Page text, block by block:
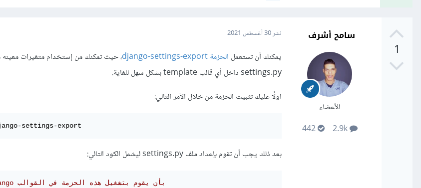
1
سامح أشرف
الأعضاء
2.9k
442
نشر30 أغسطس 2021
يمكنك أن تستعمل الحزمة django-settings-export
، حيث تمكنك من إستخدام متغيرات
settings.py داخل أي قالب template بشكل سهل للغاية.
اولًا عليك تثبيت الحزمة من خلال الأمر التالي:
settings-export
بعد ذلك يجب أن تقوم بإعداد ملف settings.py ليشمل الكود التالي:
# هنا تخبر Django بأن يقوم بتشغيل هذه الحزمة في القوالب